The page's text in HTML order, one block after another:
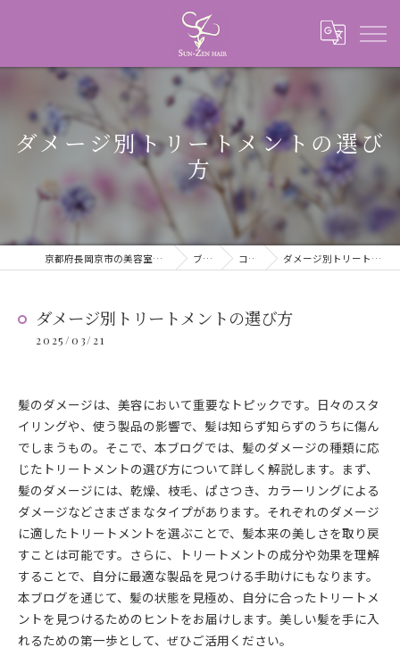
ダメージ別トリートメントの選び
方
京都府長岡京市の美容室ならSUN-ZEN HAIR ブログ コラム ダメージ別トリートメントの選び方
ダメージ別トリートメントの選び方
2025/03/21
髪のダメージは、美容において重要なトピックです。日々のスタ
イリングや、使う製品の影響で、髪は知らず知らずのうちに傷ん
でしまうもの。そこで、本ブログでは、髪のダメージの種類に応
じたトリートメントの選び方について詳しく解説します。まず、
髪のダメージには、乾燥、枝毛、ぱさつき、カラーリングによる
ダメージなどさまざまなタイプがあります。それぞれのダメージ
に適したトリートメントを選ぶことで、髪本来の美しさを取り戻
すことは可能です。さらに、トリートメントの成分や効果を理解
することで、自分に最適な製品を見つける手助けにもなります。
本ブログを通じて、髪の状態を見極め、自分に合ったトリートメ
ントを見つけるためのヒントをお届けします。美しい髪を手に入
れるための第一歩として、ぜひご活用ください。